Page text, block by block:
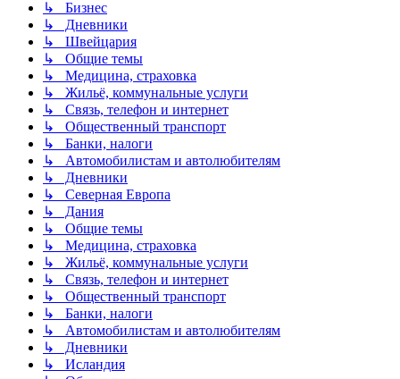
↳ Бизнес
↳ Дневники
↳ Швейцария
↳ Общие темы
↳ Медицина, страховка
↳ Жильё, коммунальные услуги
↳ Связь, телефон и интернет
↳ Общественный транспорт
↳ Банки, налоги
↳ Автомобилистам и автолюбителям
↳ Дневники
↳ Северная Европа
↳ Дания
↳ Общие темы
↳ Медицина, страховка
↳ Жильё, коммунальные услуги
↳ Связь, телефон и интернет
↳ Общественный транспорт
↳ Банки, налоги
↳ Автомобилистам и автолюбителям
↳ Дневники
↳ Исландия